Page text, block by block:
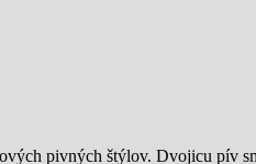
pivných štýlov. Dvojicu pív